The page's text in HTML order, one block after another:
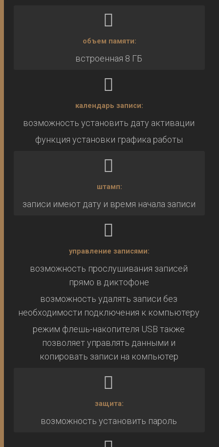
объем памяти:
встроенная 8 ГБ
календарь записи:
возможность установить дату активации
функция установки графика работы
штамп:
записи имеют дату и время начала записи
управление записями:
возможность прослушивания записей
прямо в диктофоне
возможность удалять записи без
необходимости подключения к компьютеру
режим флешь-накопителя USB также
позволяет управлять данными и
копировать записи на компьютер
защита:
возможность установить пароль